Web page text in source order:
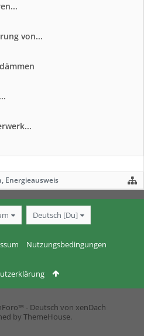
von...
Energieausweis
Deutsch [Du]
Nutzungsbedingungen
- Deutsch von xenDach
by ThemeHouse.